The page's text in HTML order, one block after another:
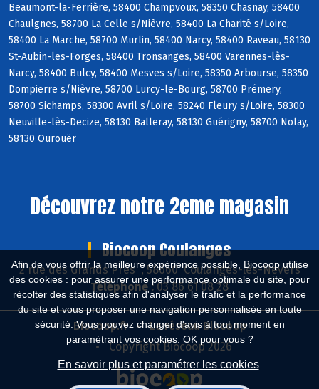
Afin de vous offrir la meilleure expérience possible, Biocoop utilise
des cookies : pour assurer une performance optimale du site, pour
récolter des statistiques afin d'analyser le trafic et la performance
du site et vous proposer une navigation personnalisée en toute
sécurité. Vous pouvez changer d'avis à tout moment en
paramétrant vos cookies. OK pour vous ?
En savoir plus et paramétrer les cookies
Beaumont-la-Ferrière, 58400 Champvoux, 58350 Chasnay, 58400
Chaulgnes, 58700 La Celle s/Nièvre, 58400 La Charité s/Loire,
58400 La Marche, 58700 Murlin, 58400 Narcy, 58400 Raveau, 58130
St-Aubin-les-Forges, 58400 Tronsanges, 58400 Varennes-lès-
Narcy, 58400 Bulcy, 58400 Mesves s/Loire, 58350 Arbourse, 58350
Dompierre s/Nièvre, 58700 Lurcy-le-Bourg, 58700 Prémery,
58700 Sichamps, 58300 Avril s/Loire, 58240 Fleury s/Loire, 58300
Neuville-lès-Decize, 58130 Balleray, 58130 Guérigny, 58700 Nolay,
58130 Ourouër
Découvrez notre 2eme magasin
Biocoop Coulanges
2 rue des Grands Près , 58660 Coulanges-lès-Nevers
Téléphone :03 86 61 08 28
Biocoop.fr
Le réseau Biocoop
Copyright Biocoop 2026